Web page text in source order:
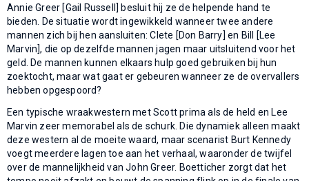
Annie Greer [Gail Russell] besluit hij ze de helpende hand te
bieden. De situatie wordt ingewikkeld wanneer twee andere
mannen zich bij hen aansluiten: Clete [Don Barry] en Bill [Lee
Marvin], die op dezelfde mannen jagen maar uitsluitend voor het
geld. De mannen kunnen elkaars hulp goed gebruiken bij hun
zoektocht, maar wat gaat er gebeuren wanneer ze de overvallers
hebben opgespoord?
Een typische wraakwestern met Scott prima als de held en Lee
Marvin zeer memorabel als de schurk. Die dynamiek alleen maakt
deze western al de moeite waard, maar scenarist Burt Kennedy
voegt meerdere lagen toe aan het verhaal, waaronder de twijfel
over de mannelijkheid van John Greer. Boetticher zorgt dat het